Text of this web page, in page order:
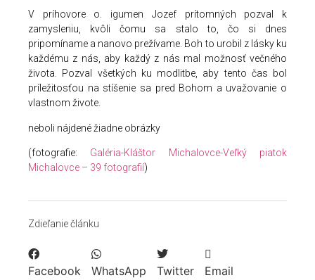
V príhovore o. igumen Jozef prítomných pozval k
zamysleniu, kvôli čomu sa stalo to, čo si dnes
pripomíname a nanovo prežívame. Boh to urobil z lásky ku
každému z nás, aby každý z nás mal možnosť večného
života. Pozval všetkých ku modlitbe, aby tento čas bol
príležitosťou na stíšenie sa pred Bohom a uvažovanie o
vlastnom živote.
neboli nájdené žiadne obrázky
(fotografie: Galéria-Kláštor Michalovce-Veľký piatok
Michalovce – 39 fotografií)
Zdieľanie článku
Facebook WhatsApp Twitter Email